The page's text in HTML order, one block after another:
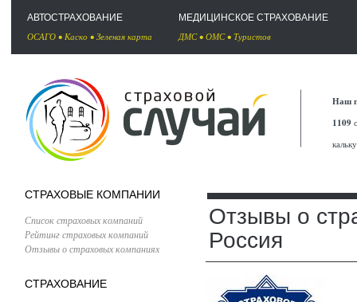
АВТОСТРАХОВАНИЕ
ОСАГО • Каско • Зеленая карта
МЕДИЦИНСКОЕ СТРАХОВАНИЕ
ДМС• ОМС• Туристов
Наш
1109
СТРАХОВЫЕ КОМПАНИИ
Список страховых компаний
Рейтинг страховых компаний
Отзывы о страховых компаниях
СТРАХОВАНИЕ
Отзывы о
Россия